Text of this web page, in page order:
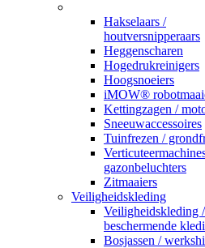
Hakselaars /
houtversnipperaars
Heggenscharen
Hogedrukreinigers
Hoogsnoeiers
iMOW®
Kettingzagen /
Sneeuwaccessoires
Tuinfrezen /
gazonbeluchters
Zitmaaiers
Veiligheidskleding
Veiligheidskleding /
beschermende
Bosjassen /